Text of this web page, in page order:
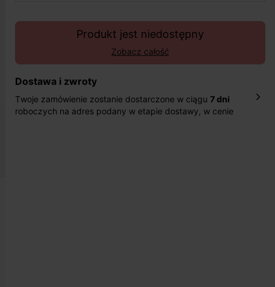
Produkt jest niedostępny
Zobacz całość
Dostawa i zwroty
Twoje zamówienie zostanie dostarczone w ciągu 7 dni
roboczych na adres podany w etapie dostawy, w cenie